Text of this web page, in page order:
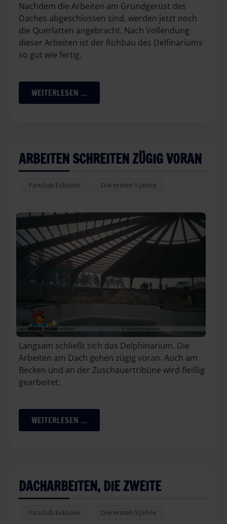
Nachdem die Arbeiten am Grundgerüst des
Daches abgeschlossen sind, werden jetzt noch
die Querlatten angebracht. Nach Vollendung
dieser Arbeiten ist der Rohbau des Delfinariums
so gut wie fertig.
WEITERLESEN …
ARBEITEN SCHREITEN ZÜGIG VORAN
Fanclub Exklusiv Die ersten 5 Jahre
Langsam schließt sich das Delphinarium. Die
Arbeiten am Dach gehen zügig voran. Auch am
Becken und an der Zuschauertribüne wird fleißig
gearbeitet.
WEITERLESEN …
DACHARBEITEN, DIE ZWEITE
Fanclub Exklusiv Die ersten 5 Jahre